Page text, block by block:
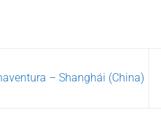
– Shanghái (China)